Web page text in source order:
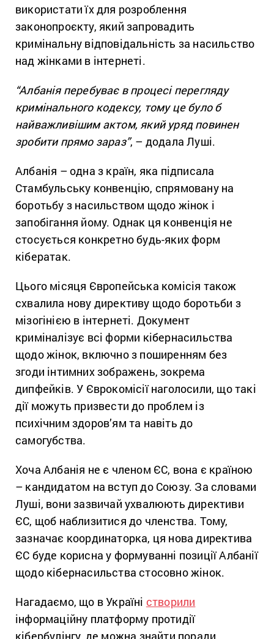
використати їх для розроблення
законопроєкту, який запровадить
кримінальну відповідальність за насильство
над жінками в інтернеті.
“Албанія перебуває в процесі перегляду
кримінального кодексу, тому це було б
найважливішим актом, який уряд повинен
зробити прямо зараз”, – додала Луші.
Албанія – одна з країн, яка підписала
Стамбульську конвенцію, спрямовану на
боротьбу з насильством щодо жінок і
запобігання йому. Однак ця конвенція не
стосується конкретно будь-яких форм
кібератак.
Цього місяця Європейська комісія також
схвалила нову директиву щодо боротьби з
мізогінією в інтернеті. Документ
криміналізує всі форми кібернасильства
щодо жінок, включно з поширенням без
згоди інтимних зображень, зокрема
дипфейків. У Єврокомісії наголосили, що такі
дії можуть призвести до проблем із
психічним здоров’ям та навіть до
самогубства.
Хоча Албанія не є членом ЄС, вона є країною
– кандидатом на вступ до Союзу. За словами
Луші, вони зазвичай ухвалюють директиви
ЄС, щоб наблизитися до членства. Тому,
зазначає координаторка, ця нова директива
ЄС буде корисна у формуванні позиції Албанії
щодо кібернасильства стосовно жінок.
Нагадаємо, що в Україні створили
інформаційну платформу протидії
кібербулінгу, де можна знайти поради